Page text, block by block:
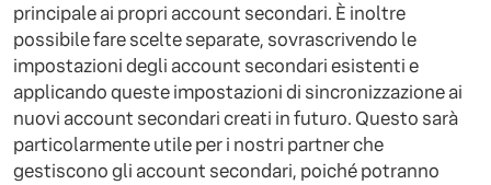
principale ai propri account secondari. È inoltre
possibile fare scelte separate, sovrascrivendo le
impostazioni degli account secondari esistenti e
applicando queste impostazioni di sincronizzazione ai
nuovi account secondari creati in futuro. Questo sarà
particolarmente utile per i nostri partner che
gestiscono gli account secondari, poiché potranno